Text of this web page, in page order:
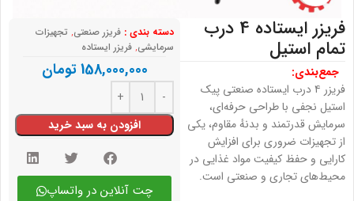
فریزر ایستاده 4 درب
تمام استیل
جمع‌بندی:
فریزر ۴ درب ایستاده صنعتی پیک
استیل نجفی با طراحی حرفه‌ای،
سرمایش قدرتمند و بدنهٔ مقاوم، یکی
از تجهیزات ضروری برای افزایش
کارایی و حفظ کیفیت مواد غذایی در
محیط‌های تجاری و صنعتی است.
دسته بندی : فریزر صنعتی, تجهیزات
سرمایشی, فریزر ایستاده
158,000,000تومان
افزودن به سبد خرید
چت آنلاین در واتساپ